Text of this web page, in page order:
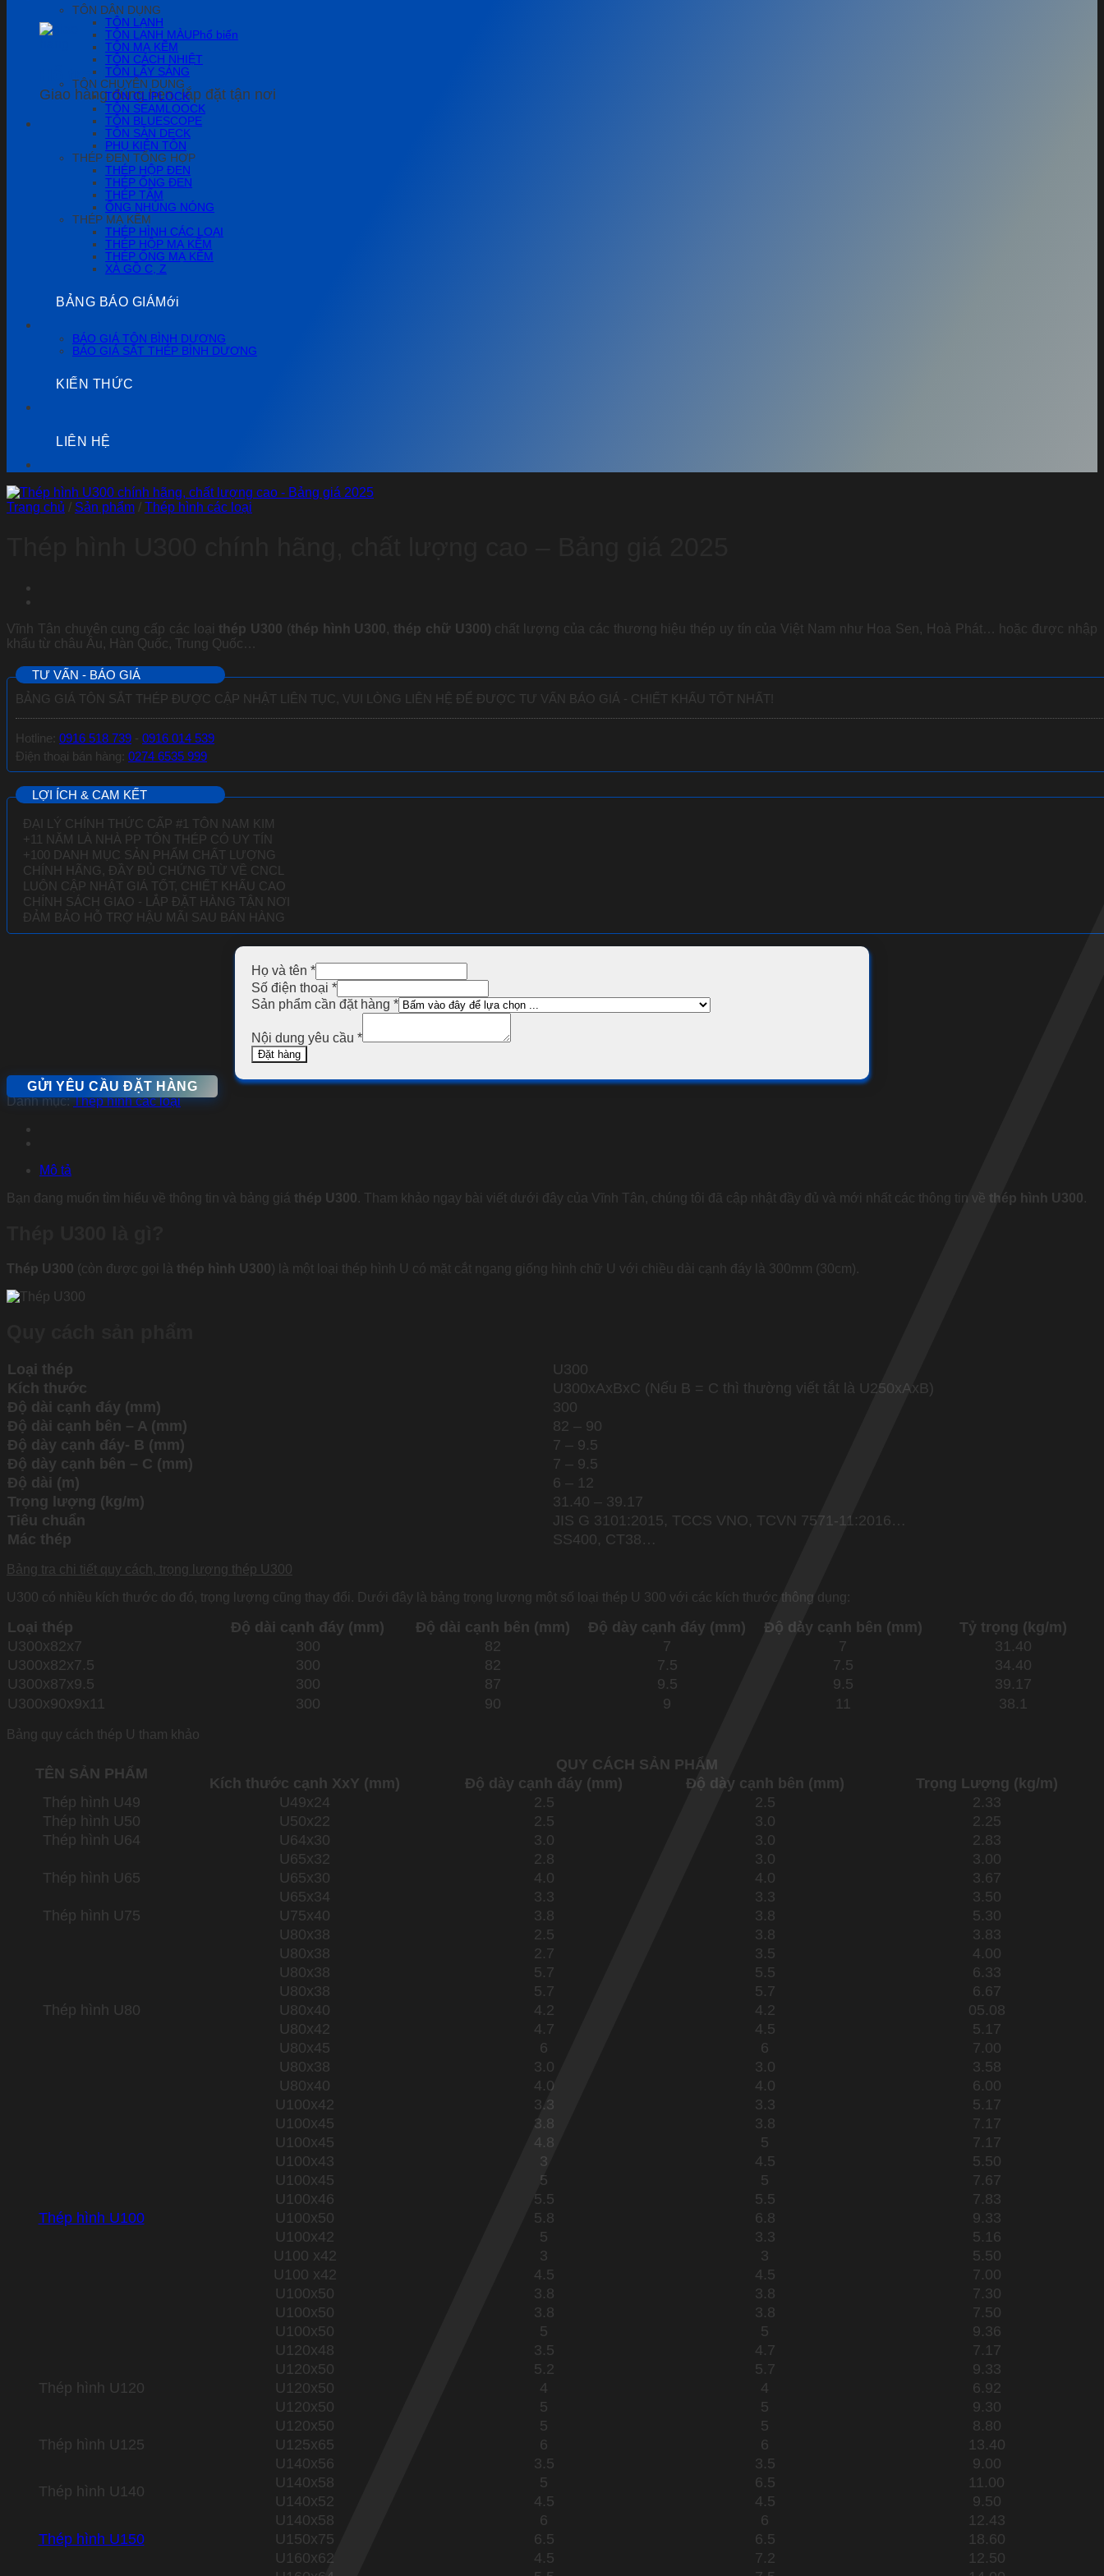
Hỗ trợ tốt nhất!
Giao hàng đúng hẹn, lắp đặt tận nơi
TÔN DÂN DỤNG
TÔN LẠNH
TÔN LẠNH MÀU
TÔN MẠ KẼM
TÔN CÁCH NHIỆT
TÔN LẤY SÁNG
TÔN CHUYÊN DỤNG
TÔN CLIPLOCK
TÔN SEAMLOOCK
TÔN BLUESCOPE
TÔN SÀN DECK
PHỤ KIỆN TÔN
THÉP ĐEN TỔNG HỢP
THÉP HỘP ĐEN
THÉP ỐNG ĐEN
THÉP TẤM
ỐNG NHÚNG NÓNG
THÉP MẠ KẼM
THÉP HÌNH CÁC LOẠI
THÉP HỘP MẠ KẼM
THÉP ỐNG MẠ KẼM
XÀ GỒ C, Z
BẢNG BÁO GIÁ
BÁO GIÁ TÔN BÌNH DƯƠNG
BÁO GIÁ SẮT THÉP BÌNH DƯƠNG
KIẾN THỨC
LIÊN HỆ
Trang chủ / Sản phẩm / Thép hình các loại
Vĩnh Tân chuyên cung cấp các loại thép U300 (thép hình U300, thép chữ U300) chất lượng của các thương hiệu thép uy tín của Việt Nam như Hoa Sen, Hoà Phát… hoặc được nhập
khẩu từ châu Âu, Hàn Quốc, Trung Quốc…
TƯ VẤN - BÁO GIÁ
BẢNG GIÁ TÔN SẮT THÉP ĐƯỢC CẬP NHẬT LIÊN TỤC, VUI LÒNG LIÊN HỆ ĐỂ ĐƯỢC TƯ VẤN BÁO GIÁ - CHIẾT KHẤU TỐT NHẤT!
Hotline: 0916 518 739 - 0916 014 539
Điện thoại bán hàng: 0274 6535 999
LỢI ÍCH & CAM KẾT
ĐẠI LÝ CHÍNH THỨC CẤP #1 TÔN NAM KIM
+11 NĂM LÀ NHÀ PP TÔN THÉP CÓ UY TÍN
+100 DANH MỤC SẢN PHẨM CHẤT LƯỢNG
CHÍNH HÃNG, ĐẦY ĐỦ CHỨNG TỪ VỀ CNCL
LUÔN CẬP NHẬT GIÁ TỐT, CHIẾT KHẤU CAO
CHÍNH SÁCH GIAO - LẮP ĐẶT HÀNG TẬN NƠI
ĐẢM BẢO HỖ TRỢ HẬU MÃI SAU BÁN HÀNG
Họ và tên *
Số điện thoại *
Sản phẩm cần đặt hàng *
Nội dung yêu cầu *
Đặt hàng
GỬI YÊU CẦU ĐẶT HÀNG
Danh mục:Thép hình các loại
Mô tả
Bạn đang muốn tìm hiểu về thông tin và bảng giá thép U300. Tham khảo ngay bài viết dưới đây của Vĩnh Tân, chúng tôi đã cập nhật đầy đủ và mới nhất các thông tin về thép hình U300.
Thép U300 (còn được gọi là thép hình U300) là một loại thép hình U có mặt cắt ngang giống hình chữ U với chiều dài cạnh đáy là 300mm (30cm).
Loại thép
U300
Kích thước
U300xAxBxC (Nếu B = C thì thường viết tắt là U250xAxB)
Độ dài cạnh đáy (mm)
300
Độ dài cạnh bên – A (mm)
82 – 90
Độ dày cạnh đáy- B (mm)
7 – 9.5
Độ dày cạnh bên – C (mm)
7 – 9.5
Độ dài (m)
6 – 12
Trọng lượng (kg/m)
31.40 – 39.17
Tiêu chuẩn
JIS G 3101:2015, TCCS VNO, TCVN 7571-11:2016…
Mác thép
SS400, CT38…
Bảng tra chi tiết quy cách, trọng lượng thép U300
U300 có nhiều kích thước do đó, trọng lượng cũng thay đổi. Dưới đây là bảng trọng lượng một số loại thép U 300 với các kích thước thông dụng:
Loại thép Độ dài cạnh đáy (mm) Độ dài cạnh bên (mm) Độ dày cạnh đáy (mm) Độ dày cạnh bên (mm)
Tỷ trọng (kg/m)
U300x82x7
300 82 7 7
31.40
U300x82x7.5
300 82 7.5 7.5
34.40
U300x87x9.5
300 87 9.5 9.5
39.17
U300x90x9x11
300 90 9 11 38.1
Bảng quy cách thép U tham khảo
TÊN SẢN PHẨM
QUY CÁCH SẢN PHẨM
Kích thước cạnh XxY (mm)
Độ dày cạnh đáy (mm) Độ dày cạnh bên (mm)
Trọng Lượng (kg/m)
Thép hình U49
U49x24 2.5 2.5
2.33
Thép hình U50
U50x22 2.5 3.0
2.25
Thép hình U64
U64x30 3.0 3.0 2.83
Thép hình U65
U65x32 2.8 3.0
3.00
U65x30
4.0 4.0
3.67
U65x34
3.3 3.3
3.50
Thép hình U75
U75x40 3.8 3.8 5.30
Thép hình U80
U80x38 2.5 3.8
3.83
U80x38
2.7 3.5
4.00
U80x38
5.7 5.5
6.33
U80x38
5.7 5.7
6.67
U80x40
4.2 4.2
05.08
U80x42
4.7 4.5
5.17
U80x45
6 6
7.00
U80x38
3.0 3.0
3.58
U80x40
4.0 4.0 6.00
Thép hình U100
U100x42 3.3 3.3
5.17
U100x45
3.8 3.8
7.17
U100x45
4.8 5
7.17
U100x43
3 4.5
5.50
U100x45
5 5
7.67
U100x46
5.5 5.5
7.83
U100x50
5.8 6.8
9.33
U100x42
5 3.3
5.16
U100 x42
3 3
5.50
U100 x42
4.5 4.5
7.00
U100x50
3.8 3.8
7.30
U100x50
3.8 3.8
7.50
U100x50
5 5 9.36
Thép hình U120
U120x48 3.5 4.7
7.17
U120x50
5.2 5.7
9.33
U120x50
4 4
6.92
U120x50
5 5
9.30
U120x50
5 5
8.80
Thép hình U125
U125x65 6 6 13.40
Thép hình U140
U140x56 3.5 3.5
9.00
U140x58
5 6.5
11.00
U140x52
4.5 4.5
9.50
U140x58
6 6
12.43
Thép hình U150
U150x75 6.5 6.5
18.60
U160x62
4.5 7.2
12.50